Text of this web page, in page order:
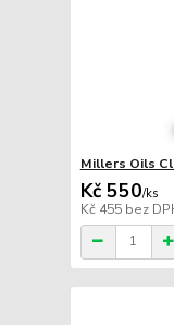
Millers Oils
Kč 550/ks
Kč 455 bez